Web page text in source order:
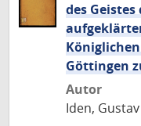
des
Göttingen
Autor
Iden,